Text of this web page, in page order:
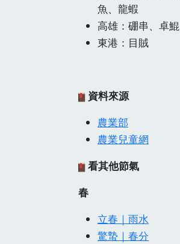
魚、龍蝦
高雄：硼串、卓鯤
東港：目賊
資料來源
農業部
農業兒童網
看其他節氣
春
立春｜雨水
驚蟄｜春分